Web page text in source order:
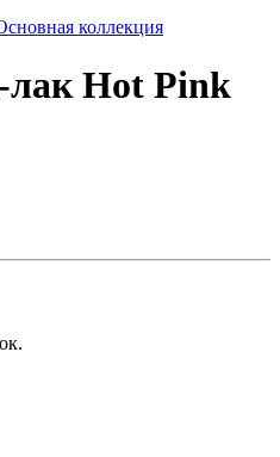
коллекция
Hot Pink